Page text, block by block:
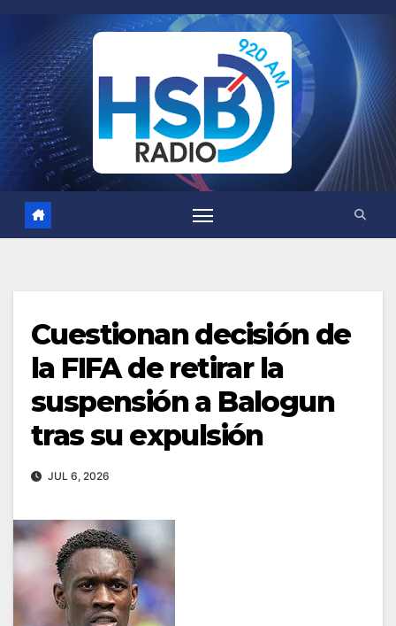
contenido
Cuestionan decisión de
la FIFA de retirar la
suspensión a Balogun
tras su expulsión
JUL 6, 2026